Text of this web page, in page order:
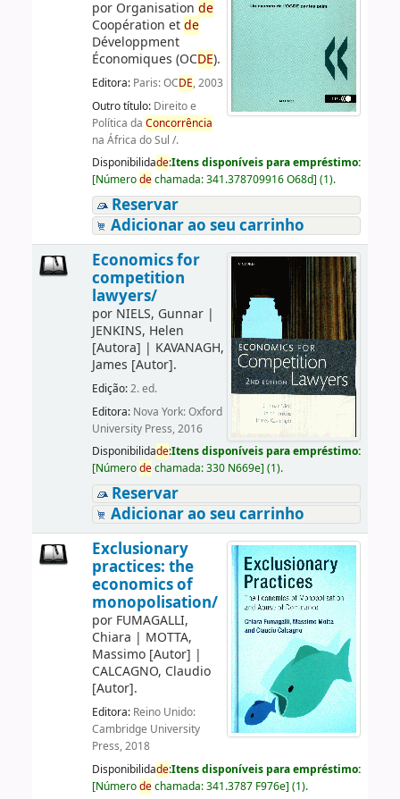
por Organisation de
Coopération etde
Développment
Économiques (OCDE).
Editora: Paris: OCDE, 2003
Outro título: Direito e
Política da Concorrência
na África do Sul /.
Disponibilidade:Itens disponíveis para empréstimo:
[Númerodechamada:341.378709916 O68d] (1).
Reservar
Adicionar ao seu carrinho
Economics for
competition
lawyers/
por NIELS, Gunnar|
JENKINS, Helen
[Autora] | KAVANAGH,
James [Autor].
Edição:2. ed.
Editora: Nova York: Oxford
University Press, 2016
Disponibilidade:Itens disponíveis para empréstimo:
[Númerodechamada:330 N669e] (1).
Reservar
Adicionar ao seu carrinho
Exclusionary
practices: the
economics of
monopolisation/
por FUMAGALLI,
Chiara | MOTTA,
Massimo[Autor] |
CALCAGNO, Claudio
[Autor].
Editora: Reino Unido:
Cambridge University
Press, 2018
Disponibilidade:Itens disponíveis para empréstimo:
[Númerodechamada:341.3787 F976e] (1).